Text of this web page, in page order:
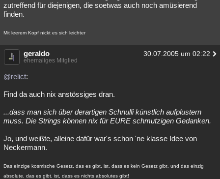
zutreffend für diejenigen, die soetwas auch noch amüsierend
finden.
Mit leerem Kopf nickt es sich leichter
geraldo 30.07.2005 um 02:22
ehemaliges Mitglied
@relict:
Find da auch nix anstössiges dran.
...dass man sich über derartigen Schnulli künstlich aufplustern
muss. Die Strings können nix für EURE schmutzigen Gedanken.
Jo, und weißte, alleine dafür war's schon 'ne klasse Idee von
Neckermann.
Das einzige kosmische Gesetz, das es gibt, ist, dass es kein Gesetz gibt, und das einzig
absolute, das es gibt, ist, dass es nichts absolutes gibt!